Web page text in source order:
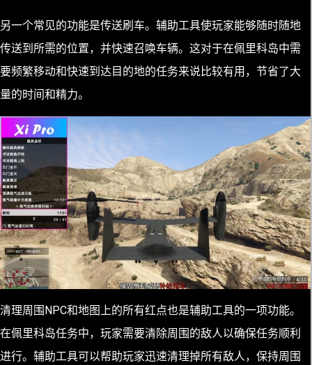
另一个常见的功能是传送刷车。辅助工具使玩家能够随时随地
传送到所需的位置，并快速召唤车辆。这对于在佩里科岛中需
要频繁移动和快速到达目的地的任务来说比较有用，节省了大
量的时间和精力。
清理周围NPC和地图上的所有红点也是辅助工具的一项功能。
在佩里科岛任务中，玩家需要清除周围的敌人以确保任务顺利
进行。辅助工具可以帮助玩家迅速清理掉所有敌人，保持周围